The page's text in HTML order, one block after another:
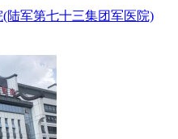
陆军第七十三集团军医院)